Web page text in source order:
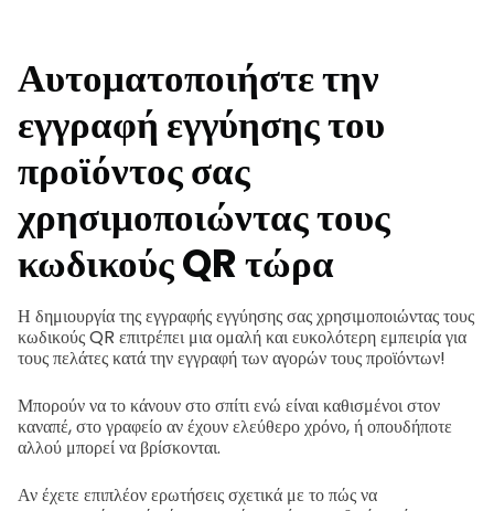
Αυτοματοποιήστε την
εγγραφή εγγύησης του
προϊόντος σας
χρησιμοποιώντας τους
κωδικούς QR τώρα
Η δημιουργία της εγγραφής εγγύησης σας χρησιμοποιώντας τους
κωδικούς QR επιτρέπει μια ομαλή και ευκολότερη εμπειρία για
τους πελάτες κατά την εγγραφή των αγορών τους προϊόντων!
Μπορούν να το κάνουν στο σπίτι ενώ είναι καθισμένοι στον
καναπέ, στο γραφείο αν έχουν ελεύθερο χρόνο, ή οπουδήποτε
αλλού μπορεί να βρίσκονται.
Αν έχετε επιπλέον ερωτήσεις σχετικά με το πώς να